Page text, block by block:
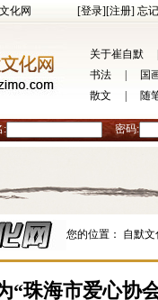
化网 [登录][注册] 忘
关于崔自默
书法
国
散文
随
: 密码:
您的位置： 自默文
“珠海市爱心协